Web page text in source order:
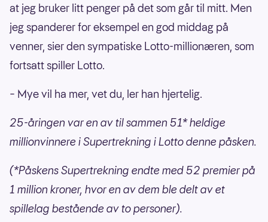
at jeg bruker litt penger på det som går til mitt. Men
jeg spanderer for eksempel en god middag på
venner, sier den sympatiske Lotto-millionæren, som
fortsatt spiller Lotto.
– Mye vil ha mer, vet du, ler han hjertelig.
25-åringen var en av til sammen 51* heldige
millionvinnere i Supertrekning i Lotto denne påsken.
(*Påskens Supertrekning endte med 52 premier på
1 million kroner, hvor en av dem ble delt av et
spillelag bestående av to personer).